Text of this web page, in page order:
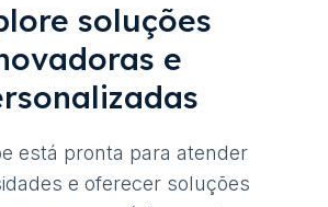
soluções
e
está pronta para atender
e oferecer soluções